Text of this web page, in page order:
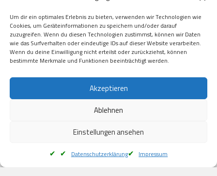
Um dir ein optimales Erlebnis zu bieten, verwenden wir Technologien wie
Cookies, um Geräteinformationen zu speichern und/oder darauf
zuzugreifen. Wenn du diesen Technologien zustimmst, können wir Daten
wie das Surfverhalten oder eindeutige IDs auf dieser Website verarbeiten.
Wenn du deine Einwilligung nicht erteilst oder zurückziehst, können
bestimmte Merkmale und Funktionen beeinträchtigt werden.
Akzeptieren
Ablehnen
Einstellungen ansehen
Datenschutzerklärung Impressum
Kauf auf Rechung
Klarna
American Express